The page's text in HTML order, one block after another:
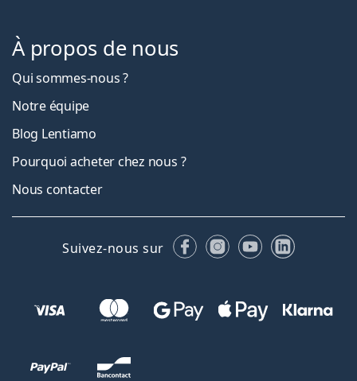
À propos de nous
Qui sommes-nous ?
Notre équipe
Blog Lentiamo
Pourquoi acheter chez nous ?
Nous contacter
Suivez-nous sur FacebookInstagram
YouTubeLinkedIn